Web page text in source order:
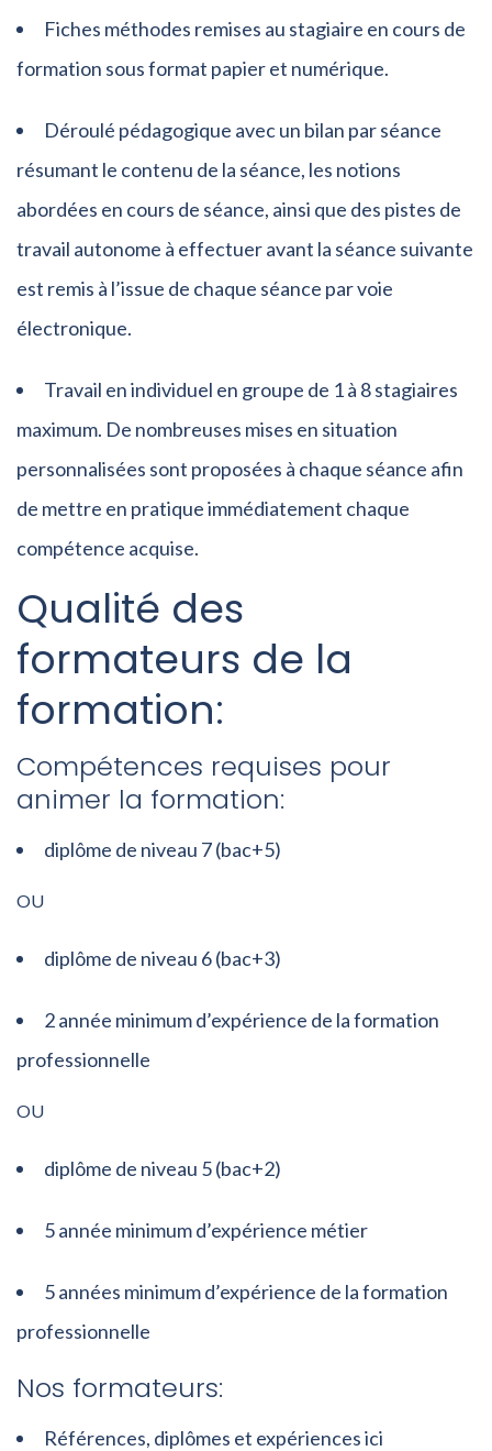
Fiches méthodes remises au stagiaire en cours de
formation sous format papier et numérique.
Déroulé pédagogique avec un bilan par séance
résumant le contenu de la séance, les notions
abordées en cours de séance, ainsi que des pistes de
travail autonome à effectuer avant la séance suivante
est remis à l’issue de chaque séance par voie
électronique.
Travail en individuel en groupe de 1 à 8 stagiaires
maximum. De nombreuses mises en situation
personnalisées sont proposées à chaque séance afin
de mettre en pratique immédiatement chaque
compétence acquise.
Qualité des
formateurs de la
formation:
Compétences requises pour
animer la formation:
diplôme de niveau 7 (bac+5)
OU
diplôme de niveau 6 (bac+3)
2 année minimum d’expérience de la formation
professionnelle
OU
diplôme de niveau 5 (bac+2)
5 année minimum d’expérience métier
5 années minimum d’expérience de la formation
professionnelle
Nos formateurs:
Références, diplômes et expériences ici